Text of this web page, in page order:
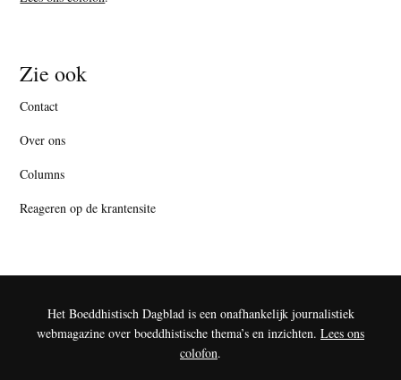
Zie ook
Contact
Over ons
Columns
Reageren op de krantensite
Het Boeddhistisch Dagblad is een onafhankelijk journalistiek
webmagazine over boeddhistische thema’s en inzichten. Lees ons
colofon.